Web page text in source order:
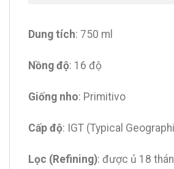
Dung tích: 750 ml
Nồng độ: 16 độ
Giống nho: Primitivo
Cấp độ: IGT (Typical
Lọc (Refining): được ủ 18